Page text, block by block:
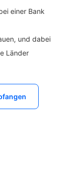
einer Bank
und dabei
Länder